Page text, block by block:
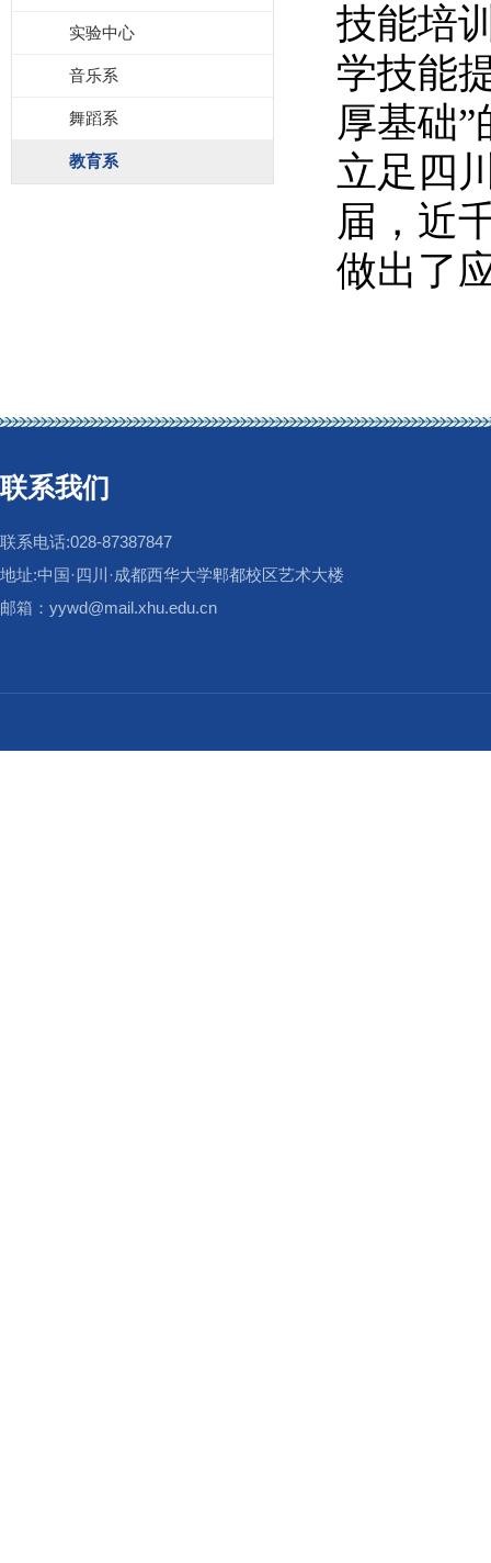
实验中心
音乐系
舞蹈系
教育系
技能培
学技能
厚基础
立足四
届，近
做出了
联系我们
联系电话:028-87387847
地址:中国·四川·成都西华大学郫都校区艺术大楼
邮箱：yywd@mail.xhu.edu.cn